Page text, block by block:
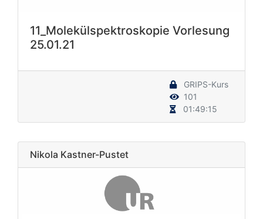
11_Molekülspektroskopie Vorlesung
25.01.21
GRIPS-Kurs
101
01:49:15
Nikola Kastner-Pustet